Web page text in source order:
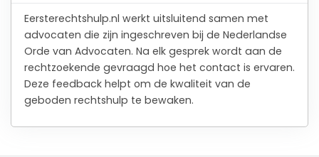
Eersterechtshulp.nl werkt uitsluitend samen met
advocaten die zijn ingeschreven bij de Nederlandse
Orde van Advocaten. Na elk gesprek wordt aan de
rechtzoekende gevraagd hoe het contact is ervaren.
Deze feedback helpt om de kwaliteit van de
geboden rechtshulp te bewaken.